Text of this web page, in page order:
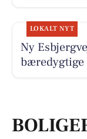
LOKALT NYT
Ny